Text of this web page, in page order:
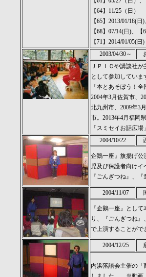
【64】11/25（日）
【65】2013/01/18(
【68】07/14(日)、
【71】2014/01/05(日)
2003/04/30～
ＪＰＩＣや講談社
として参加していま
「本とあそぼう！
2004年3月佐賀市、
北九州市、2009年3
市。2013年4月福岡
「スミセイお話広
2004/10/22
企鵝一座』旗揚げ公
児及び保護者向け
『ごんぎつね』、
2004/11/07
『企鵝一座』とし
り、『ごんぎつね
で上演することがで
2004/12/25
内浜落語会主催の「